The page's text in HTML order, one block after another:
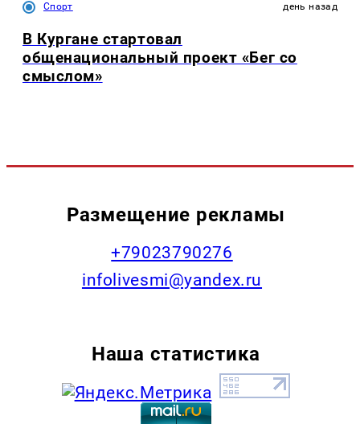
Спорт день назад
В Кургане стартовал
общенациональный проект «Бег со
смыслом»
Размещение рекламы
+79023790276
infolivesmi@yandex.ru
Наша статистика